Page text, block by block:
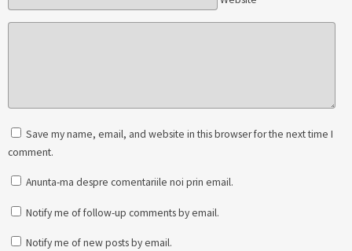
Save my name, email, and website in this browser for the next time I
comment.
Anunta-ma despre comentariile noi prin email.
Notify me of follow-up comments by email.
Notify me of new posts by email.